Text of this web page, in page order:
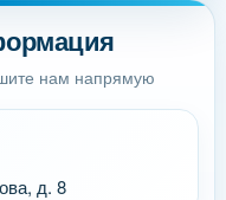
нам напрямую
д. 8